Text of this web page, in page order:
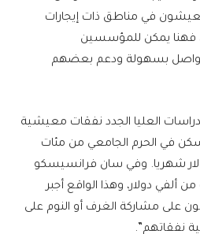
في مناطق ذات إيجارات
فهنا يمكن للمؤسسين
بسهولة ودعم بعضهم
العليا الجدد نفقات معيشية
في الحرم الجامعي من مئات
شهريا. وفي سان فرانسيسكو
ألفي دولار، وهذا الواقع أجبر
على مشاركة الغرف أو النوم على
نفقاتهم”.